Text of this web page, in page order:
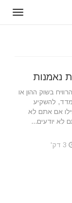
נאמנות
בשוק ההון או
להשקיע
אם אתם לא
לא יודעים...